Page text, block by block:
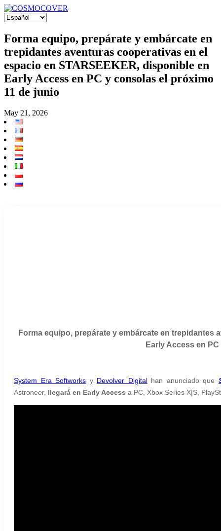
Forma equipo, prepárate y embárcate en
trepidantes aventuras cooperativas en el
espacio en STARSEEKER, disponible en
Early Access en PC y consolas el próximo
11 de junio
May 21, 2026
Forma equipo, prepárate y embárcate en
Early Access en
System Era Softworks y Devolver Digitalhan anunciado que
Astroneer, llegará en Early Access a PC, Xbox Series X|S,